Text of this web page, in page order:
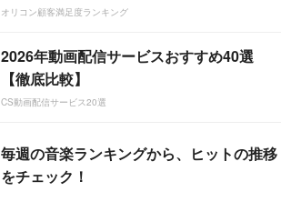
オリコン顧客満足度ランキング
2026年動画配信サービスおすすめ40選
【徹底比較】
CS動画配信サービス20選
毎週の音楽ランキングから、ヒットの推移
をチェック！